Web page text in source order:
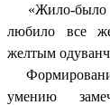
«Жило-
любило все
желтым
умению